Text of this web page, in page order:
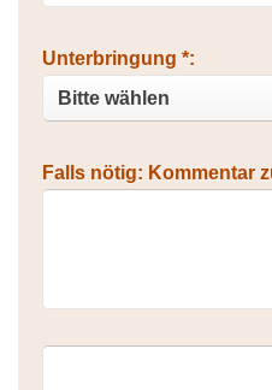
Unterbringung *:
Falls nötig: Kommentar